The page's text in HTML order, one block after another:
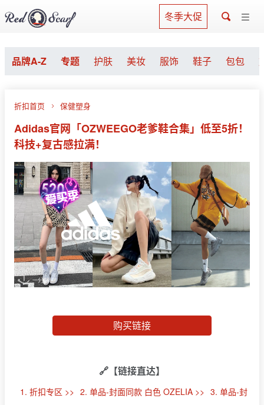
冬季大促
品牌A-Z 专题 护肤 美妆 服饰 鞋子 包包
折扣首页 保健塑身
Adidas官网「OZWEEGO老爹鞋合集」低至5折！
科技+复古感拉满！
购买链接
🔗【链接直达】
1. 折扣专区 >> 2. 单品-封面同款 白色 OZELIA >> 3. 单品-封